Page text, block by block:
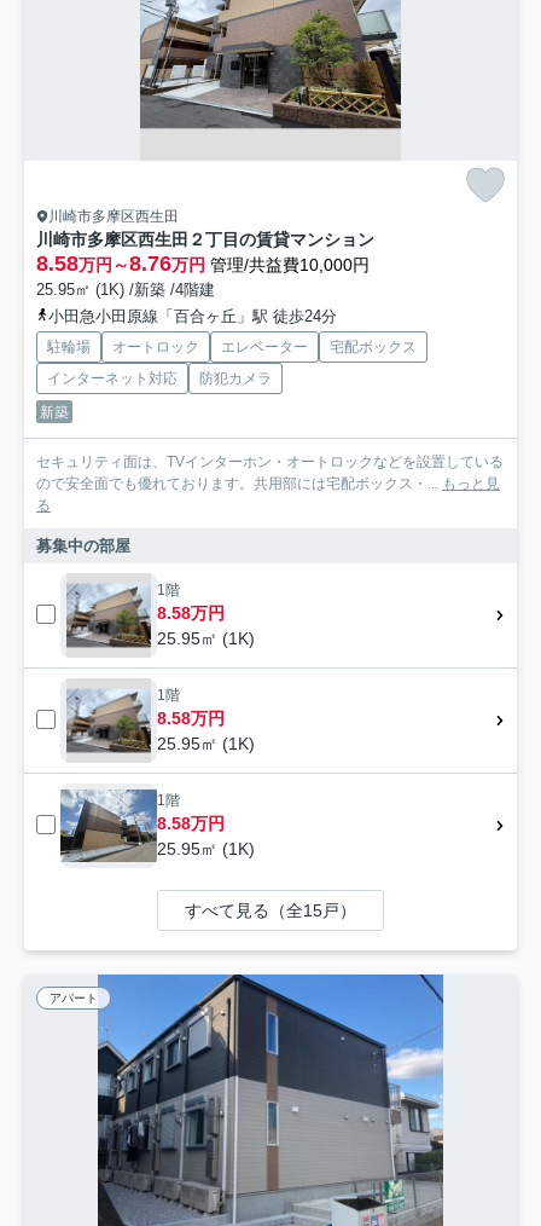
川崎市多摩区西生田
川崎市多摩区西生田２丁目の賃貸マンション
8.58万円～8.76万円 管理/共益費10,000円
25.95㎡ (1K) /新築 /4階建
小田急小田原線「百合ヶ丘」駅 徒歩24分
駐輪場 オートロック エレベーター
宅配ボックス
インターネット対応
防犯カメラ
新築
セキュリティ面は、TVインターホン・オートロックなどを設置している
ので安全面でも優れております。共用部には宅配ボックス・...
もっと見
る
募集中の部屋
1階
8.58万円
25.95㎡ (1K)
1階
8.58万円
25.95㎡ (1K)
1階
8.58万円
25.95㎡ (1K)
すべて見る（全15戸）
アパート